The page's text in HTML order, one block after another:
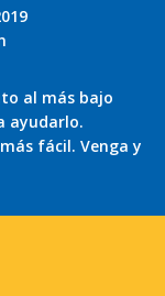
al más bajo
ayudarlo.
fácil. Venga y